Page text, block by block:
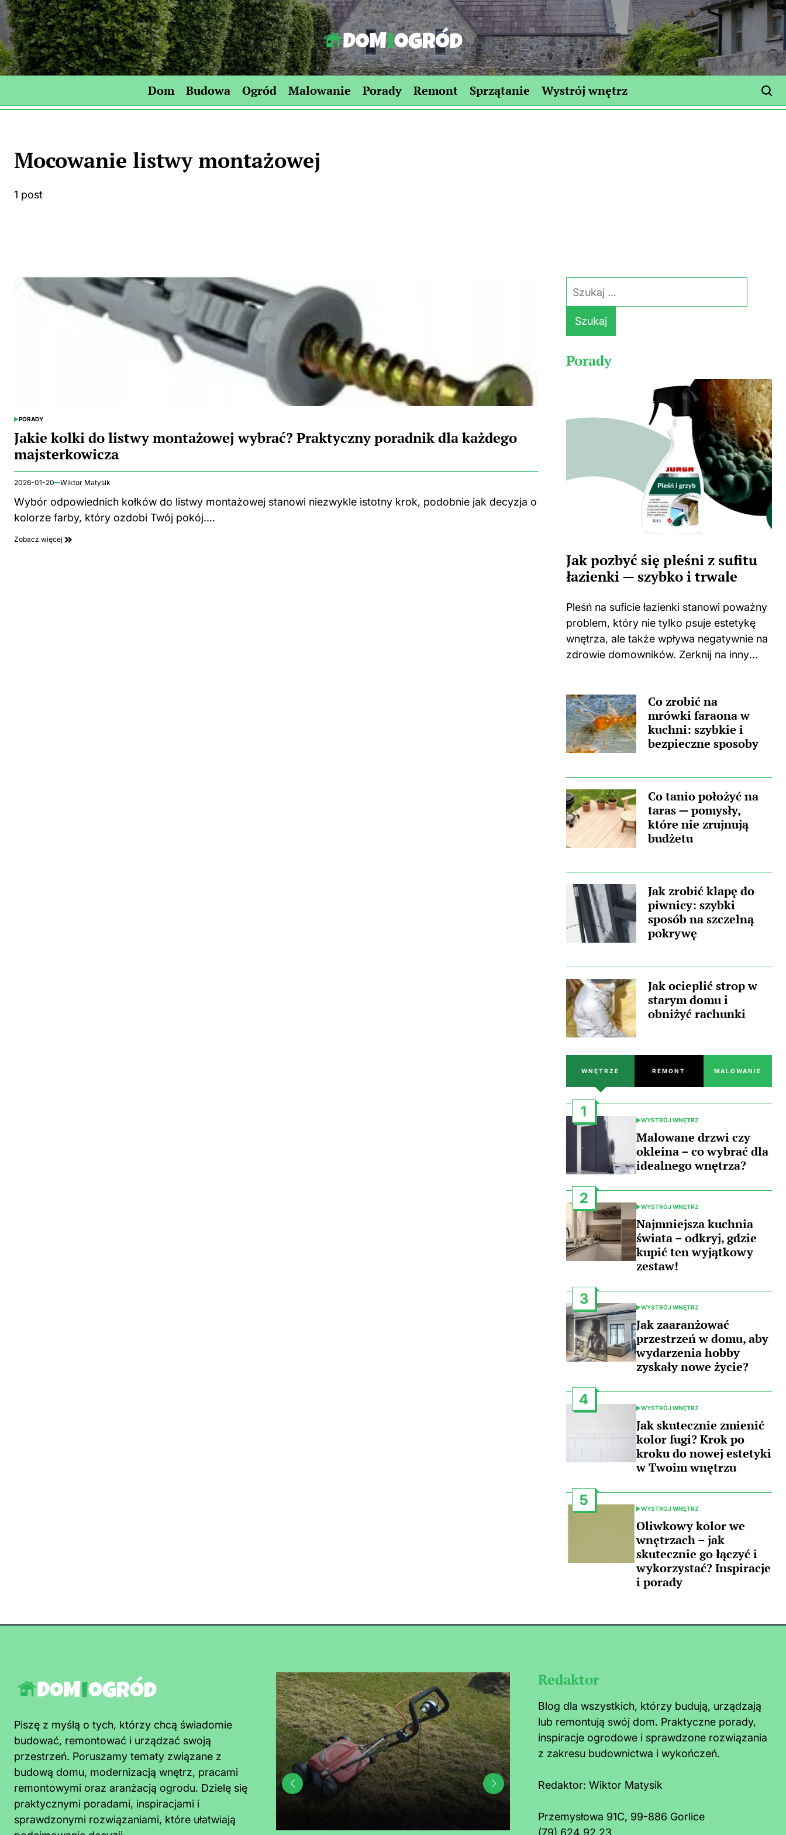
Skip
to
content
Dom-
Ogród.edu.pl
Dom Budowa Ogród Malowanie Porady Remont Sprzątanie Wystrój wnętrz
Mocowanie listwy montażowej
1 post
POSTED
PORADY
Jakie kolki do listwy montażowej wybrać? Praktyczny poradnik dla każdego
majsterkowicza
2026-01-20 Wiktor Matysik
Wybór odpowiednich kołków do listwy montażowej stanowi niezwykle istotny krok, podobnie jak decyzja o
kolorze farby, który ozdobi Twój pokój.…
Zobacz więcej
Szukaj:
Porady
Jak pozbyć się pleśni z sufitu
łazienki — szybko i trwale
Pleśń na suficie łazienki stanowi poważny
problem, który nie tylko psuje estetykę
wnętrza, ale także wpływa negatywnie na
zdrowie domowników. Zerknij na inny
ta nieprzyjemna towarzyszka? Główną
przyczyną...
Co zrobić na
mrówki faraona w
kuchni: szybkie i
bezpieczne sposoby
Co tanio położyć na
taras — pomysły,
które nie zrujnują
budżetu
Jak zrobić klapę do
piwnicy: szybki
sposób na szczelną
pokrywę
Jak ocieplić strop w
starym domu i
obniżyć rachunki
WNĘTRZE REMONT MALOWANIE
1
POSTED
IN
WYSTRÓJ WNĘTRZ
Malowane drzwi czy
okleina – co wybrać dla
idealnego wnętrza?
2
POSTED
IN
WYSTRÓJ WNĘTRZ
Najmniejsza kuchnia
świata – odkryj, gdzie
kupić ten wyjątkowy
zestaw!
3
POSTED
IN
WYSTRÓJ WNĘTRZ
Jak zaaranżować
przestrzeń w domu, aby
wydarzenia hobby
zyskały nowe życie?
4
POSTED
IN
WYSTRÓJ WNĘTRZ
Jak skutecznie zmienić
kolor fugi? Krok po
kroku do nowej estetyki
w Twoim wnętrzu
5
POSTED
IN
WYSTRÓJ WNĘTRZ
Oliwkowy kolor we
wnętrzach – jak
skutecznie go łączyć i
wykorzystać? Inspiracje
i porady
Piszę z myślą o tych, którzy chcą świadomie
budować, remontować i urządzać swoją
przestrzeń. Poruszamy tematy związane z
budową domu, modernizacją wnętrz, pracami
remontowymi oraz aranżacją ogrodu. Dzielę się
praktycznymi poradami, inspiracjami i
sprawdzonymi rozwiązaniami, które ułatwiają
Redaktor
Blog dla wszystkich, którzy budują, urządzają
lub remontują swój dom. Praktyczne porady,
inspiracje ogrodowe i sprawdzone rozwiązania
z zakresu budownictwa i wykończeń.
Redaktor: Wiktor Matysik
Przemysłowa 91C, 99-886 Gorlice
(79) 624 92 23